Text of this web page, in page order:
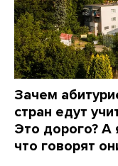
Зачем
стран едут
Это дорого? А
что говорят